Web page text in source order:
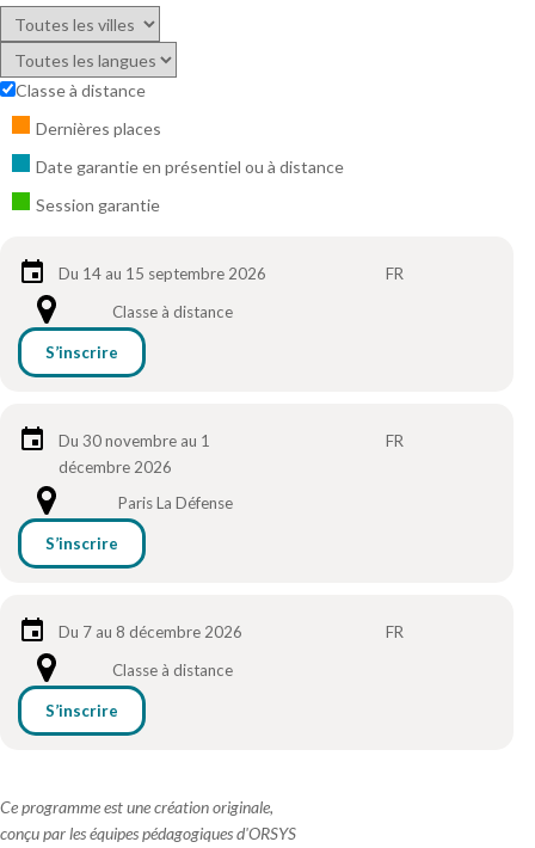
Classe à distance
Dernières places
Date garantie en présentiel ou à distance
Session garantie
Du 14 au 15 septembre 2026
FR
Classe à distance
S’inscrire
Du 30 novembre au 1
décembre 2026
FR
Paris La Défense
S’inscrire
Du 7 au 8 décembre 2026
FR
Classe à distance
S’inscrire
Ce programme est une création originale,
conçu par les équipes pédagogiques d'ORSYS